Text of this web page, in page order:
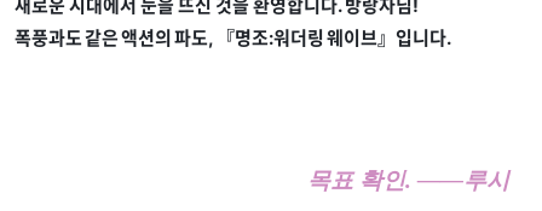
새로운 시대에서 눈을 뜨신 것을 환영합니다. 방랑자님!
폭풍과도 같은 액션의 파도, 『명조:워더링 웨이브』입니다.
목표 확인. ——루시